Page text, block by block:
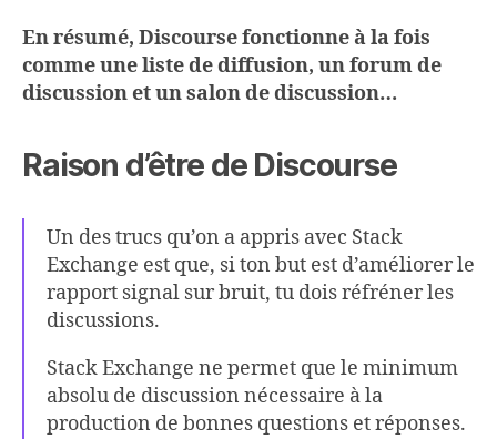
En résumé, Discourse fonctionne à la fois
comme une liste de diffusion, un forum de
discussion et un salon de discussion…
Raison d’être de Discourse
Un des trucs qu’on a appris avec Stack
Exchange est que, si ton but est d’améliorer le
rapport signal sur bruit, tu dois réfréner les
discussions.
Stack Exchange ne permet que le minimum
absolu de discussion nécessaire à la
production de bonnes questions et réponses.